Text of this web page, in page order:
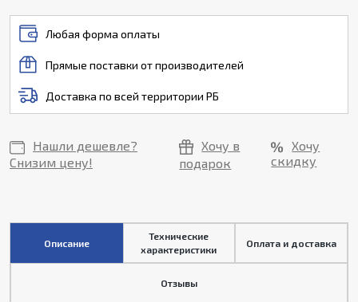
Любая форма оплаты
Прямые поставки от производителей
Доставка по всей территории РБ
Нашли дешевле?
Снизим цену!
Хочу в
подарок
Хочу
скидку
Описание
Технические
характеристики
Оплата и доставка
Отзывы